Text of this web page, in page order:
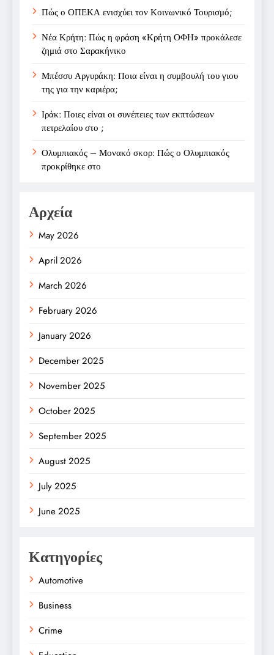
Πώς ο ΟΠΕΚΑ ενισχύει τον Κοινωνικό Τουρισμό;
Νέα Κρήτη: Πώς η φράση «Κρήτη ΟΦΗ» προκάλεσε
ζημιά στο Σαρακήνικο
Μπέσσυ Αργυράκη: Ποια είναι η συμβουλή του γιου
της για την καριέρα;
Ιράκ: Ποιες είναι οι συνέπειες των εκπτώσεων
πετρελαίου στο ;
Ολυμπιακός – Μονακό σκορ: Πώς ο Ολυμπιακός
προκρίθηκε στο
Αρχεία
May 2026
April 2026
March 2026
February 2026
January 2026
December 2025
November 2025
October 2025
September 2025
August 2025
July 2025
June 2025
Κατηγορίες
Automotive
Business
Crime